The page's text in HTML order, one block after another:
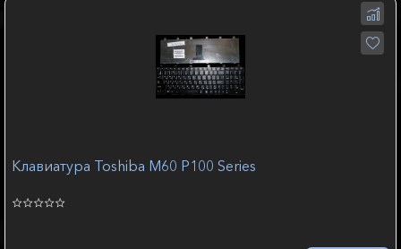
Клавиатура Toshiba M60 P100 Series